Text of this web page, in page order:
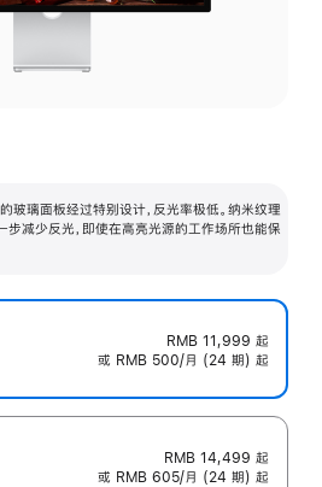
玻璃面板经过特别设计，反光率极低。纳米纹理
步减少反光，即使在高亮光源的工作场所也能保
RMB 11,999 起
或 RMB 500/月 (24 期) 起
RMB 14,499 起
或 RMB 605/月 (24 期) 起